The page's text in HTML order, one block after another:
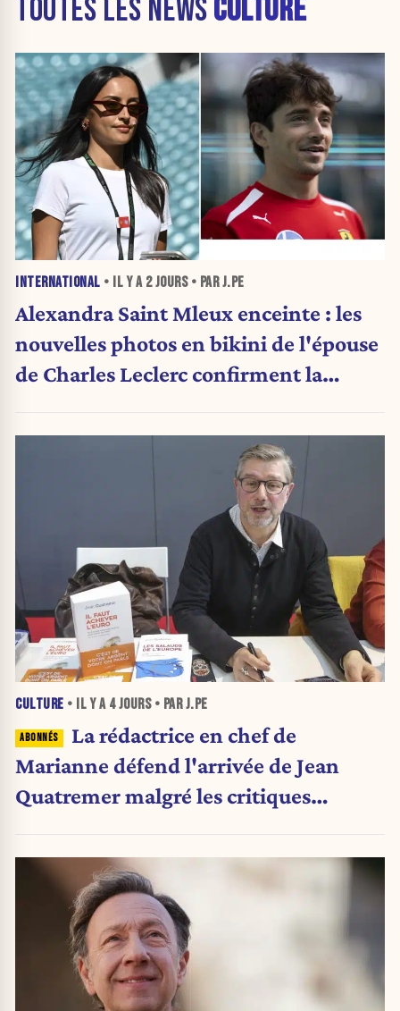
TOUTES LES NEWSCULTURE
INTERNATIONAL • IL Y A 2 JOURS• PAR J.PE
Alexandra Saint Mleux enceinte : les
nouvelles photos en bikini de l'épouse
de Charles Leclerc confirment la
CULTURE • IL Y A 4 JOURS• PAR J.PE
La rédactrice en chef de
Marianne défend l'arrivée de Jean
Quatremer malgré les critiques